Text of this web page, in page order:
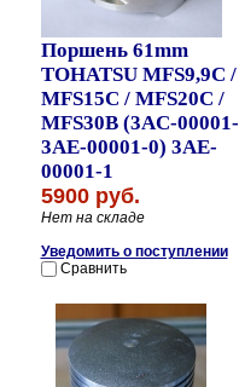
Поршень 61mm
TOHATSU MFS9,9C /
MFS15C / MFS20C /
MFS30B (3AC-
3AE-00001-0) 3AE-
00001-1
5900 руб.
Нет на складе
Уведомить о поступлении
Сравнить